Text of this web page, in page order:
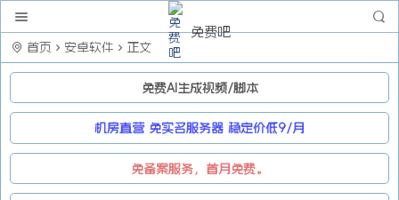
免费吧
首页 安卓软件 正文
免费AI生成视频/脚本
机房直营 免实名服务器 稳定价低9/月
免备案服务，首月免费。